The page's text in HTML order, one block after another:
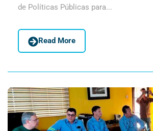
de Políticas Públicas para...
Read More